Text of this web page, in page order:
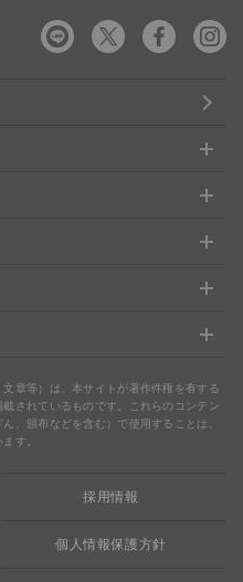
ト」
」
ビス
章等）は、本サイトが著作件権を有する
されているものです。これらのコンテン
、頒布などを含む）で使用することは、
す。
採用情報
個人情報保護方針